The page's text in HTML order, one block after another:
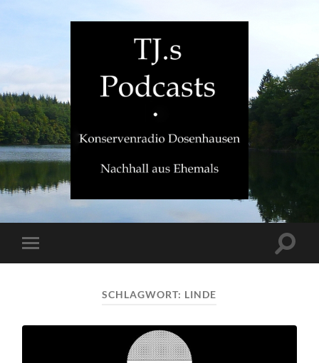
TJ.s
Mobile-
Menü
SCHLAGWORT: LINDE